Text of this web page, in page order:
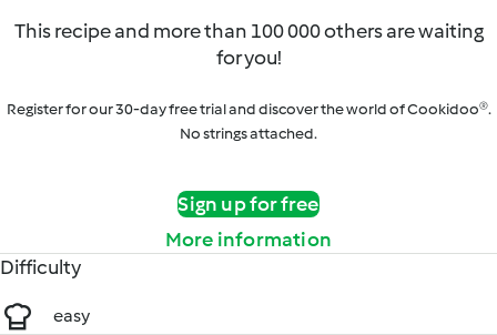
This recipe and more than 100 000 others are waiting
for you!
Register for our 30-day free trial and discover the world of Cookidoo®.
No strings attached.
Sign up for free
More information
Difficulty
easy